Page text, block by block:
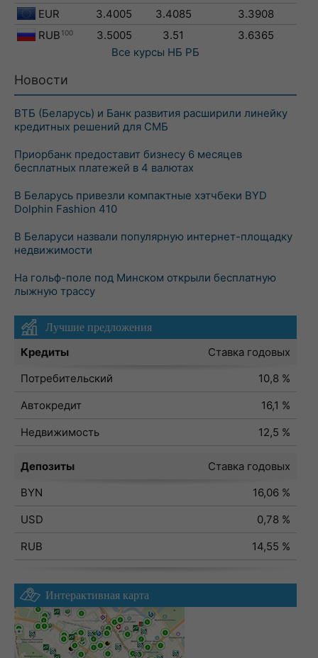
EUR
3.4005 3.4085
3.3908
RUB 100 3.5005 3.51
3.6365
Все курсы НБ РБ
Новости
ВТБ (Беларусь) и Банк развития расширили линейку
кредитных решений для СМБ
Приорбанк предоставит бизнесу 6 месяцев
бесплатных платежей в 4 валютах
В Беларусь привезли компактные хэтчбеки BYD
Dolphin Fashion 410
В Беларуси назвали популярную интернет-площадку
недвижимости
На гольф-поле под Минском открыли бесплатную
лыжную трассу
Лучшие предложения
Кредиты
Ставка годовых
Потребительский
10,8 %
Автокредит
16,1 %
Недвижимость
12,5 %
Депозиты
Ставка годовых
BYN
16,06 %
USD
0,78 %
RUB
14,55 %
Интерактивная карта